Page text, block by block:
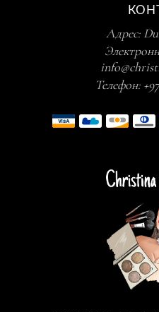
Адрес:
Телефон: